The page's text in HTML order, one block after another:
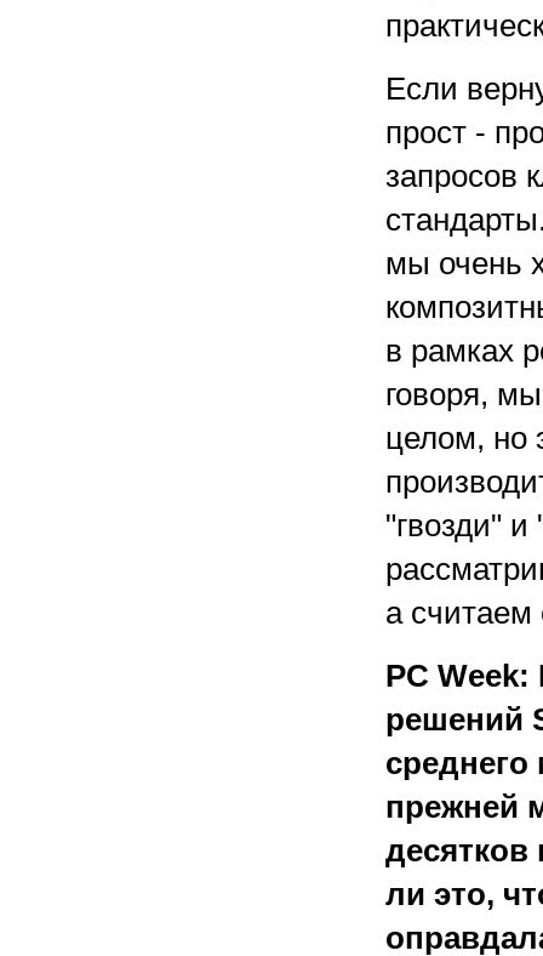
Если
прост -
запросов
мы очень
в рамках
говоря,
целом, но
"гвозди"
а
PC Week:
решений
среднего
прежней
десятков
ли это,